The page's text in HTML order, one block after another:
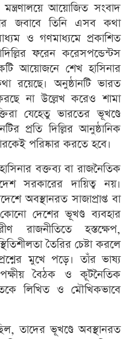
আয়োজিত সংবাদ
জবাবে তিনি এসব কথা
ও গণমাধ্যমে প্রকাশিত
ফরেন করেসপন্ডেন্টস
আয়োজনে শেখ হাসিনার
রয়েছে। অনুষ্ঠানটি ভারত
না উল্লেখ করেও শামা
যেহেতু ভারতের ভূখণ্ডে
প্রতি দিল্লির আনুষ্ঠানিক
পরিষ্কার করতে হবে।
বক্তব্য বা রাজনৈতিক
সরকারের দায়িত্ব নয়।
অবস্থানরত সাজাপ্রাপ্ত বা
কোনো দেশের ভূখণ্ড ব্যবহার
রাজনীতিতে হস্তক্ষেপ,
তৈরির চেষ্টা করলে
মুখে পড়ে। তাঁর ভাষ্য
বৈঠক ও কূটনৈতিক
লিখিত ও মৌখিকভাবে
তাদের ভূখণ্ডে অবস্থানরত